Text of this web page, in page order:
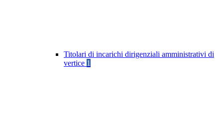
Titolari di incarichi dirigenziali amministrativi di
vertice 1